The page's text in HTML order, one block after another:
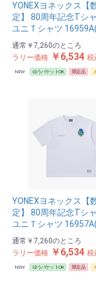
YONEXヨネックス【
定】 80周年記念Tシ
ユニＴシャツ
通常 ￥7,260のところ
ラリー価格 ￥6,534 税
NEW ゆうパケットOK 限定品
YONEXヨネックス【
定】 80周年記念Tシ
ユニＴシャツ
通常 ￥7,260のところ
ラリー価格 ￥6,534 税
NEW ゆうパケットOK 限定品